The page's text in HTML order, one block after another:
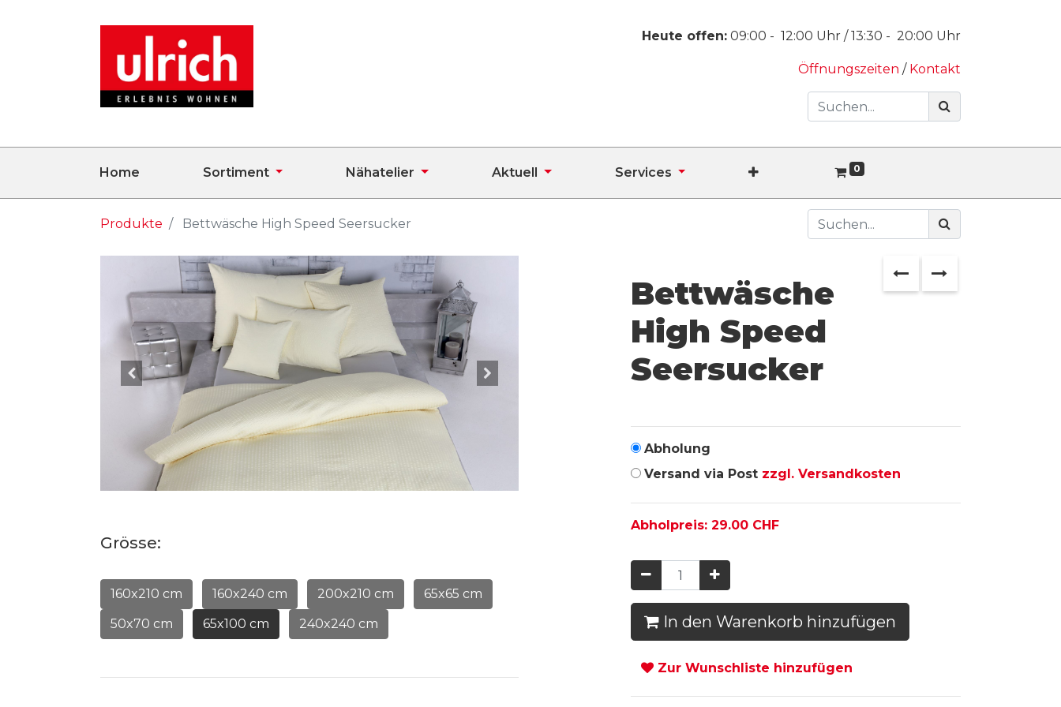
Heute offen: 09:00 - 12:00 Uhr /13:30 - 20:00 Uhr
Öffnungszeiten / Kontakt
Home Sortiment Nähatelier Aktuell Services 0
Produkte Bettwäsche High Speed Seersucker
Grösse:
160x210 cm 160x240 cm 200x210 cm
65x65 cm
50x70 cm
65x100 cm 240x240 cm
Bettwäsche
High Speed
Seersucker
Abholung
Versand via Post zzgl. Versandkosten
Abholpreis: 29.00 CHF
In den Warenkorb hinzufügen
Zur Wunschliste hinzufügen